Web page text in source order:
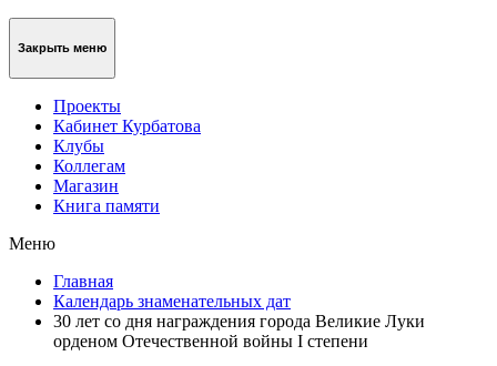
Закрыть меню
Проекты
Кабинет Курбатова
Клубы
Коллегам
Магазин
Книга памяти
Меню
Главная
Календарь знаменательных дат
30 лет со дня награждения города Великие Луки
орденом Отечественной войны I степени